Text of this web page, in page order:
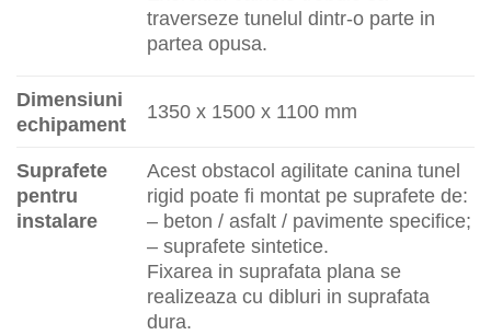
traverseze tunelul dintr-o parte in
partea opusa.
Dimensiuni
echipament
1350 x 1500 x 1100 mm
Suprafete
pentru
instalare
Acest obstacol agilitate canina tunel
rigid poate fi montat pe suprafete de:
– beton / asfalt / pavimente specifice;
– suprafete sintetice.
Fixarea in suprafata plana se
realizeaza cu dibluri in suprafata
dura.